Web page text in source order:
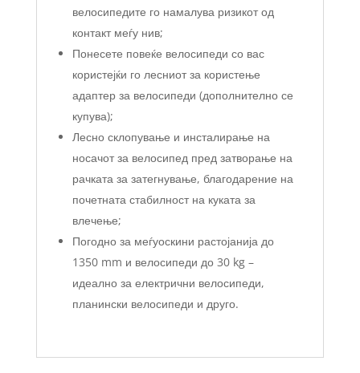
велосипедите го намалува ризикот од
контакт меѓу нив;
Понесете повеќе велосипеди со вас
користејќи го лесниот за користење
адаптер за велосипеди (дополнително се
купува);
Лесно склопување и инсталирање на
носачот за велосипед пред затворање на
рачката за затегнување, благодарение на
почетната стабилност на куката за
влечење;
Погодно за меѓуоскини растојанија до
1350 mm и велосипеди до 30 kg –
идеално за електрични велосипеди,
планински велосипеди и друго.